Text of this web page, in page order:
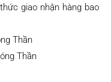
giao nhận hàng bao
Thần
Thần